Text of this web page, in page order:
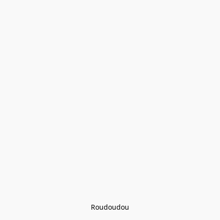
Roudoudou